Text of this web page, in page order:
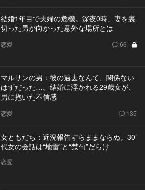
結婚1年目で夫婦の危機。深夜0時、妻を裏
切った男が向かった意外な場所とは
恋愛 66
マルサンの男：彼の過去なんて、関係ない
はずだった…。結婚に浮かれる29歳女が、
男に抱いた不信感
恋愛 135
女ともだち：近況報告すらままならぬ。30
代女の会話は“地雷”と“禁句”だらけ
恋愛